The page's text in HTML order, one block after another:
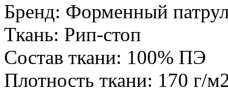
Бренд: Форменный
Ткань: Рип-стоп
Состав ткани: 100% ПЭ
Плотность ткани: 170 г/